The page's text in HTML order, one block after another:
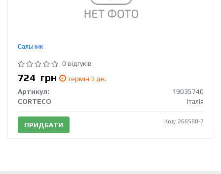
Сальник
0 відгуків
724 грн
термін 3 дн.
Артикул:
19035740
CORTECO
Італія
ПРИДБАТИ Код: 266588-7